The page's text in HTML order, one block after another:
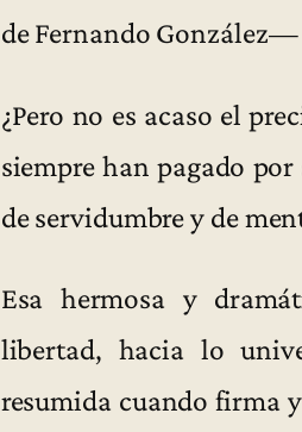
de Fernando
¿Pero no es acaso el
siempre han pagado
de servidumbre y de
Esa hermosa y
libertad, hacia lo
resumida cuando firma